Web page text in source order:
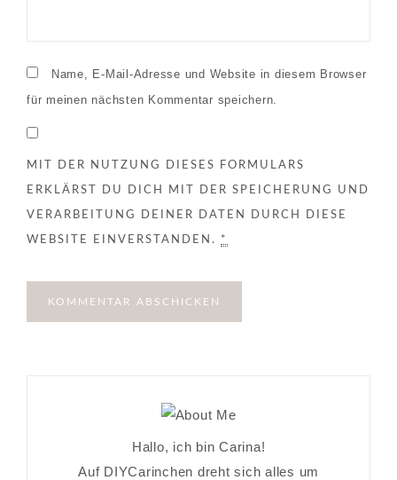
Name, E-Mail-Adresse und Website in diesem Browser
für meinen nächsten Kommentar speichern.
MIT DER NUTZUNG DIESES FORMULARS
ERKLÄRST DU DICH MIT DER SPEICHERUNG UND
VERARBEITUNG DEINER DATEN DURCH DIESE
WEBSITE EINVERSTANDEN. *
Hallo, ich bin Carina!
Auf DIYCarinchen dreht sich alles um